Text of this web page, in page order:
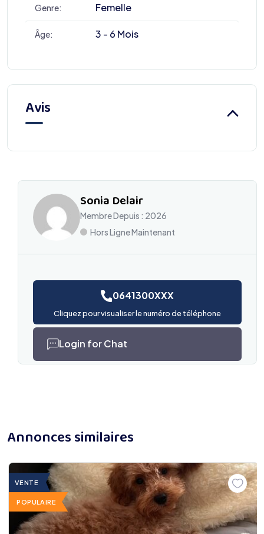
Genre: Femelle
Âge: 3 - 6 Mois
Avis
Sonia Delair
Membre Depuis : 2026
Hors Ligne Maintenant
0641300XXX
Cliquez pour visualiser le numéro de téléphone
Login for Chat
Annonces similaires
VENTE
POPULAIRE